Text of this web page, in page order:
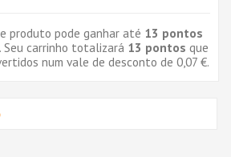
produto pode ganhar até 13 pontos
. Seu carrinho totalizará 13 pontos que
num vale de desconto de 0,07 €.